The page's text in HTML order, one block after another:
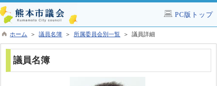
PC版トップ
ホーム ＞議員名簿 ＞ 所属委員会別一覧 ＞ 議員詳細
議員名簿